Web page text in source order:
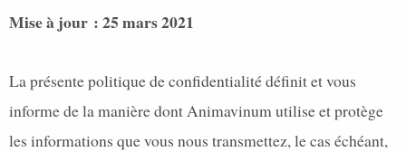
Mise à jour : 25 mars 2021
La présente politique de confidentialité définit et vous
informe de la manière dont Animavinum utilise et protège
les informations que vous nous transmettez, le cas échéant,